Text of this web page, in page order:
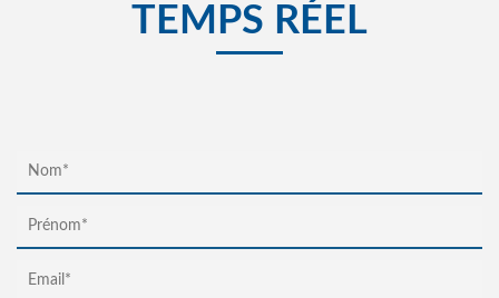
TEMPS RÉEL